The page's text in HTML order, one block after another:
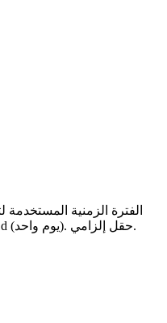
الفترة الزمنية المستخدمة
10m (10 دقائق)، 1h (ساعة واحدة)، 1d (يوم واحد). حقل إلزامي.